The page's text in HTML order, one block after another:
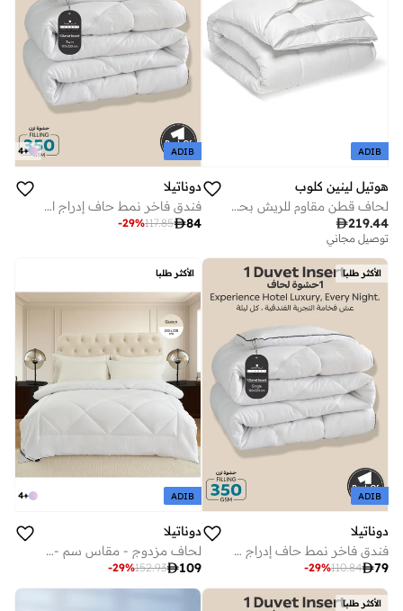
ADIB
هوتيل لينين كلوب
لحاف قطن مقاوم للريش بحجم كوين من كلوب للكتان الفندقي
219.44
توصيل مجاني
+
4 ADIB
دوناتيلا
فندق فاخر نمط حاف إدراج التوأم حجم 170 س 230 سنتيمتر ، كل موسم حاف إدراج مربع اللحف المعزي مع 6 علامات التبويب الزاوية ، سوبر لينة أسفل ملء البديل ، أبيض
84
117.85
-29%
الأكثر طلبا
ADIB
دوناتيلا
فندق فاخر نمط حاف إدراج حجم واحد 160 س 220 سم ، كل موسم حاف إدراج مربع اللحف المعزي مع 6 علامات التبويب الزاوية ، سوبر لينة أسفل ملء البديل ، أبيض
79
110.84
-29%
الأكثر طلبا
+
4 ADIB
دوناتيلا
لحاف مزدوج - مقاس سم - لحاف لجميع الفصول بحشوة بديلة للأسفل فاخرة ناعمة جرام - مبطن بالماس لسرير كوين
109
152.93
-29%
الأكثر طلبا